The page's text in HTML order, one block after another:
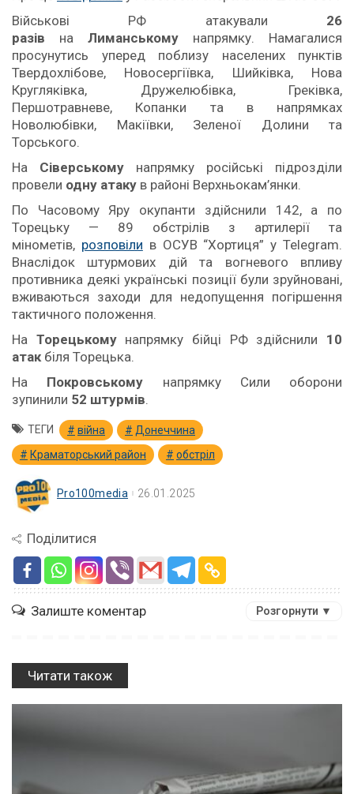
Військові РФ атакували 26
разів на Лиманському напрямку. Намагалися
просунутись уперед поблизу населених пунктів
Твердохлібове, Новосергіївка, Шийківка, Нова
Кругляківка, Дружелюбівка, Греківка,
Першотравневе, Копанки та в напрямках
Новолюбівки, Макіївки, Зеленої Долини та
Торського.
На Сіверському напрямку російські підрозділи
провели одну атаку в районі Верхньокам’янки.
По Часовому Яру окупанти здійснили 142, а по
Торецьку — 89 обстрілів з артилерії та
мінометів, розповіли в ОСУВ “Хортиця” у Telegram.
Внаслідок штурмових дій та вогневого впливу
противника деякі українські позиції були зруйновані,
вживаються заходи для недопущення погіршення
тактичного положення.
На Торецькому напрямку бійці РФ здійснили 10
атак біля Торецька.
На Покровському напрямку Сили оборони
зупинили 52 штурмів.
ТЕГИ війна
Донеччина
Краматорський район
обстріл
Pro100media 26.01.2025
Поділитися
Залиште коментар Розгорнути ▼
Читати також